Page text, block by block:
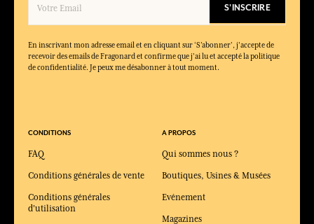
S'INSCRIRE
En inscrivant mon adresse email et en cliquant sur ‘S’abonner’, j'accepte de
recevoir des emails de Fragonard et confirme que j'ai lu et accepté la politique
de confidentialité. Je peux me désabonner à tout moment.
CONDITIONS
FAQ
Conditions générales de vente
Conditions générales
d'utilisation
A PROPOS
Qui sommes nous ?
Boutiques, Usines & Musées
Evénement
Magazines